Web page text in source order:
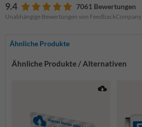
9.4 7061 Bewertungen
Unabhängige Bewertungen von FeedbackCompany
Ähnliche Produkte
Ähnliche Produkte / Alternativen